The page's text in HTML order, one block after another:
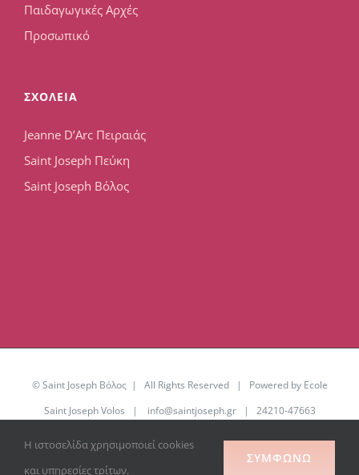
Παιδαγωγικές Αρχές
Προσωπικό
ΣΧΟΛΕΙΑ
Jeanne D’Arc Πειραιάς
Saint Joseph Πεύκη
Saint Joseph Βόλος
© Saint Joseph Βόλος | All Rights Reserved | Powered by Ecole
Saint Joseph Volos | info@saintjoseph.gr| 24210-47663
FacebookYouTube
Η ιστοσελίδα χρησιμοποιεί cookies
και υπηρεσίες τρίτων.
ΣΥΜΦΩΝΏ